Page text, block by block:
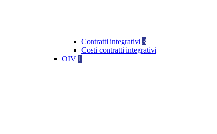
Contratti integrativi 3
Costi contratti integrativi
OIV 1